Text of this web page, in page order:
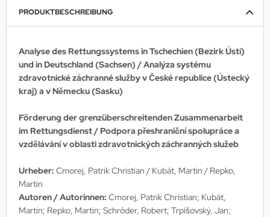
PRODUKTBESCHREIBUNG
Analyse des Rettungssystems in Tschechien (Bezirk Ústí)
und in Deutschland (Sachsen) / Analýza systému
zdravotnické záchranné služby v České republice (Ústecký
kraj) a v Německu (Sasku)
Förderung der grenzüberschreitenden Zusammenarbeit
im Rettungsdienst / Podpora přeshraniční spolupráce a
vzdělávání v oblasti zdravotnických záchranných služeb
Urheber: Cmorej, Patrik Christian / Kubát, Martin / Repko,
Martin
Autoren / Autorinnen: Cmorej, Patrik Christian; Kubát,
Martin; Repko, Martin; Schröder, Robert; Trpišovský, Jan;